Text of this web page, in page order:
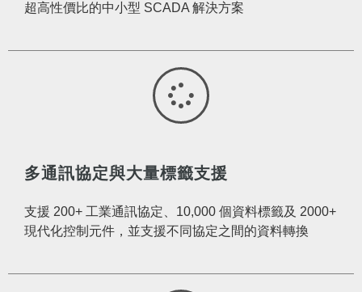
超高性價比的中小型 SCADA 解決方案
多通訊協定與大量標籤支援
支援 200+ 工業通訊協定、10,000 個資料標籤及 2000+
現代化控制元件，並支援不同協定之間的資料轉換